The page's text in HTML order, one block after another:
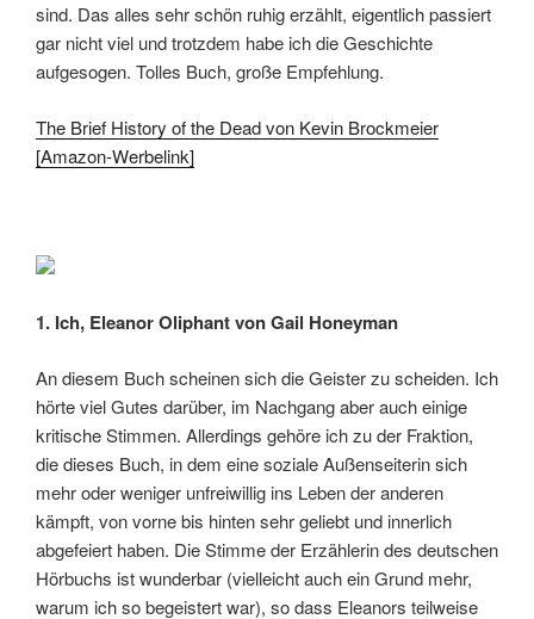
sind. Das alles sehr schön ruhig erzählt, eigentlich passiert
gar nicht viel und trotzdem habe ich die Geschichte
aufgesogen. Tolles Buch, große Empfehlung.
The Brief History of the Dead von Kevin Brockmeier
[Amazon-Werbelink]
1. Ich, Eleanor Oliphant von Gail Honeyman
An diesem Buch scheinen sich die Geister zu scheiden. Ich
hörte viel Gutes darüber, im Nachgang aber auch einige
kritische Stimmen. Allerdings gehöre ich zu der Fraktion,
die dieses Buch, in dem eine soziale Außenseiterin sich
mehr oder weniger unfreiwillig ins Leben der anderen
kämpft, von vorne bis hinten sehr geliebt und innerlich
abgefeiert haben. Die Stimme der Erzählerin des deutschen
Hörbuchs ist wunderbar (vielleicht auch ein Grund mehr,
warum ich so begeistert war), so dass Eleanors teilweise